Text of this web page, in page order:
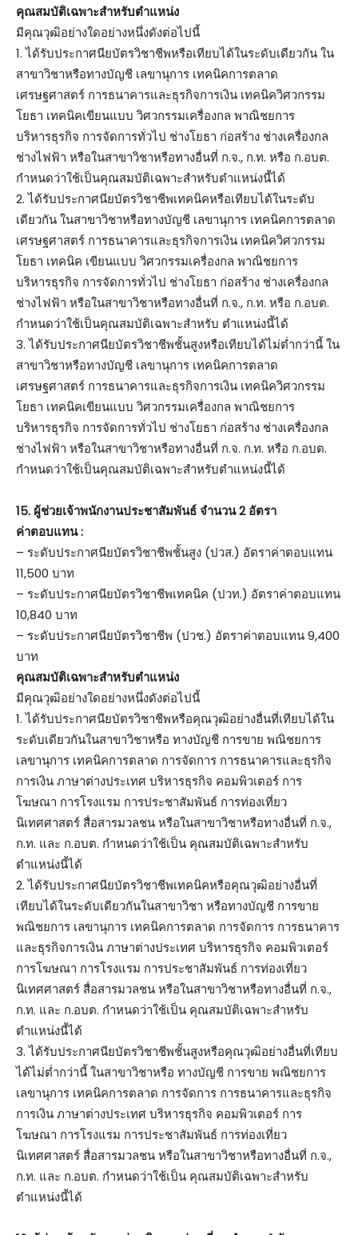
คุณสมบัติเฉพาะสำหรับตำแหน่ง
มีคุณวุฒิอย่างใดอย่างหนึ่งดังต่อไปนี้
1. ได้รับประกาศนียบัตรวิชาชีพหรือเทียบได้ในระดับเดียวกัน ใน
สาขาวิชาหรือทางบัญชี เลขานุการ เทคนิคการตลาด
เศรษฐศาสตร์ การธนาคารและธุรกิจการเงิน เทคนิควิศวกรรม
โยธา เทคนิคเขียนแบบ วิศวกรรมเครื่องกล พาณิชยการ
บริหารธุรกิจ การจัดการทั่วไป ช่างโยธา ก่อสร้าง ช่างเครื่องกล
ช่างไฟฟ้า หรือในสาขาวิชาหรือทางอื่นที่ ก.จ., ก.ท. หรือ ก.อบต.
กำหนดว่าใช้เป็นคุณสมบัติเฉพาะสำหรับตำแหน่งนี้ได้
2. ได้รับประกาศนียบัตรวิชาชีพเทคนิคหรือเทียบได้ในระดับ
เดียวกัน ในสาขาวิชาหรือทางบัญชี เลขานุการ เทคนิคการตลาด
เศรษฐศาสตร์ การธนาคารและธุรกิจการเงิน เทคนิควิศวกรรม
โยธา เทคนิค เขียนแบบ วิศวกรรมเครื่องกล พาณิชยการ
บริหารธุรกิจ การจัดการทั่วไป ช่างโยธา ก่อสร้าง ช่างเครื่องกล
ช่างไฟฟ้า หรือในสาขาวิชาหรือทางอื่นที่ ก.จ., ก.ท. หรือ ก.อบต.
กำหนดว่าใช้เป็นคุณสมบัติเฉพาะสำหรับ ตำแหน่งนี้ได้
3. ได้รับประกาศนียบัตรวิชาชีพชั้นสูงหรือเทียบได้ไม่ต่ำกว่านี้ ใน
สาขาวิชาหรือทางบัญชี เลขานุการ เทคนิคการตลาด
เศรษฐศาสตร์ การธนาคารและธุรกิจการเงิน เทคนิควิศวกรรม
โยธา เทคนิคเขียนแบบ วิศวกรรมเครื่องกล พาณิชยการ
บริหารธุรกิจ การจัดการทั่วไป ช่างโยธา ก่อสร้าง ช่างเครื่องกล
ช่างไฟฟ้า หรือในสาขาวิชาหรือทางอื่นที่ ก.จ. ก.ท. หรือ ก.อบต.
กำหนดว่าใช้เป็นคุณสมบัติเฉพาะสำหรับตำแหน่งนี้ได้
15. ผู้ช่วยเจ้าพนักงานประชาสัมพันธ์ จำนวน 2 อัตรา
ค่าตอบแทน :
– ระดับประกาศนียบัตรวิชาชีพชั้นสูง (ปวส.) อัตราค่าตอบแทน
11,500 บาท
– ระดับประกาศนียบัตรวิชาชีพเทคนิค (ปวท.) อัตราค่าตอบแทน
10,840 บาท
– ระดับประกาศนียบัตรวิชาชีพ (ปวช.) อัตราค่าตอบแทน 9,400
บาท
คุณสมบัติเฉพาะสำหรับตำแหน่ง
มีคุณวุฒิอย่างใดอย่างหนึ่งดังต่อไปนี้
1. ได้รับประกาศนียบัตรวิชาชีพหรือคุณวุฒิอย่างอื่นที่เทียบได้ใน
ระดับเดียวกันในสาขาวิชาหรือ ทางบัญชี การขาย พณิชยการ
เลขานุการ เทคนิคการตลาด การจัดการ การธนาคารและธุรกิจ
การเงิน ภาษาต่างประเทศ บริหารธุรกิจ คอมพิวเตอร์ การ
โฆษณา การโรงแรม การประชาสัมพันธ์ การท่องเที่ยว
นิเทศศาสตร์ สื่อสารมวลชน หรือในสาขาวิชาหรือทางอื่นที่ ก.จ.,
ก.ท. และ ก.อบต. กำหนดว่าใช้เป็น คุณสมบัติเฉพาะสำหรับ
ตำแหน่งนี้ได้
2. ได้รับประกาศนียบัตรวิชาชีพเทคนิคหรือคุณวุฒิอย่างอื่นที่
เทียบได้ในระดับเดียวกันในสาขาวิชา หรือทางบัญชี การขาย
พณิชยการ เลขานุการ เทคนิคการตลาด การจัดการ การธนาคาร
และธุรกิจการเงิน ภาษาต่างประเทศ บริหารธุรกิจ คอมพิวเตอร์
การโฆษณา การโรงแรม การประชาสัมพันธ์ การท่องเที่ยว
นิเทศศาสตร์ สื่อสารมวลชน หรือในสาขาวิชาหรือทางอื่นที่ ก.จ.,
ก.ท. และ ก.อบต. กำหนดว่าใช้เป็น คุณสมบัติเฉพาะสำหรับ
ตำแหน่งนี้ได้
3. ได้รับประกาศนียบัตรวิชาชีพชั้นสูงหรือคุณวุฒิอย่างอื่นที่เทียบ
ได้ไม่ต่ำกว่านี้ ในสาขาวิชาหรือ ทางบัญชี การขาย พณิชยการ
เลขานุการ เทคนิคการตลาด การจัดการ การธนาคารและธุรกิจ
การเงิน ภาษาต่างประเทศ บริหารธุรกิจ คอมพิวเตอร์ การ
โฆษณา การโรงแรม การประชาสัมพันธ์ การท่องเที่ยว
นิเทศศาสตร์ สื่อสารมวลชน หรือในสาขาวิชาหรือทางอื่นที่ ก.จ.,
ก.ท. และ ก.อบต. กำหนดว่าใช้เป็น คุณสมบัติเฉพาะสำหรับ
ตำแหน่งนี้ได้